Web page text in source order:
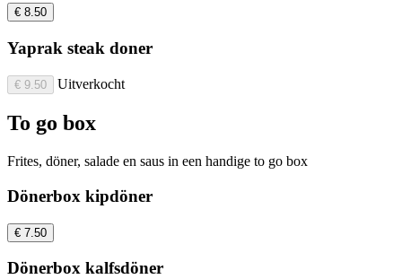
€ 8.50
Yaprak steak doner
€ 9.50 Uitverkocht
To go box
Frites, döner, salade en saus in een handige to go box
Dönerbox kipdöner
€ 7.50
Dönerbox kalfsdöner